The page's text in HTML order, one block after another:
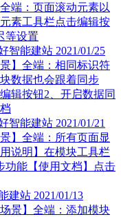
端：页面滚动元素以
素工具栏点击编辑按
等设置
智能建站 2021/01/25
】全端：相同标识符
数据也会跟着同步
辑按钮2、开启数据同
智能建站 2021/01/21
】全端：所有页面显
说明】在模块工具栏
能【使用文档】点击
建站 2021/01/13
景】全端：添加模块